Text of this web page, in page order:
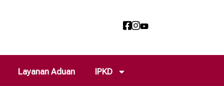
Layanan Aduan IPKD